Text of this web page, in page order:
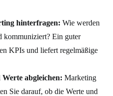
hinterfragen: Wie werden
kommuniziert? Ein guter
KPIs und liefert regelmäßige
abgleichen: Marketing
Sie darauf, ob die Werte und